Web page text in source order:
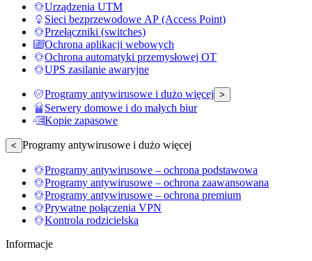
Urządzenia UTM
Sieci bezprzewodowe AP (Access Point)
Przełączniki (switches)
Ochrona aplikacji webowych
Ochrona automatyki przemysłowej OT
UPS zasilanie awaryjne
Programy antywirusowe i dużo więcej >
Serwery domowe i do małych biur
Kopie zapasowe
< Programy antywirusowe i dużo więcej
Programy antywirusowe – ochrona podstawowa
Programy antywirusowe – ochrona zaawansowana
Programy antywirusowe – ochrona premium
Prywatne połączenia VPN
Kontrola rodzicielska
Informacje